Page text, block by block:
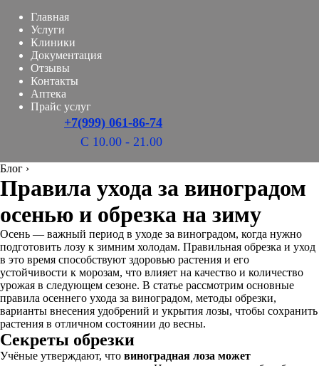
Главная
Услуги
Клиники
Документация
Отзывы
Контакты
Аптека
Прайс услуг
+7(999) 061-86-74
С 10.00 - 21.00
Блог ›
Правила ухода за виноградом
осенью и обрезка на зиму
Осень — важный период в уходе за виноградом, когда нужно
подготовить лозу к зимним холодам. Правильная обрезка и уход
в это время способствуют здоровью растения и его
устойчивости к морозам, что влияет на качество и количество
урожая в следующем сезоне. В статье рассмотрим основные
правила осеннего ухода за виноградом, методы обрезки,
варианты внесения удобрений и укрытия лозы, чтобы сохранить
растения в отличном состоянии до весны.
Секреты обрезки
Учёные утверждают, что виноградная лоза может